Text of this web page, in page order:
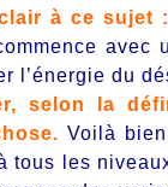
à ce sujet
avec
l’énergie du
selon la
Voilà
tous les